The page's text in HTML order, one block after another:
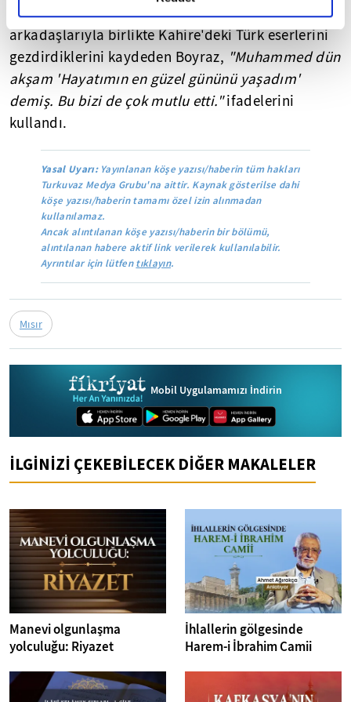
Bir araç kiralayarak Muhammed'e hocası ve sınıf
arkadaşlarıyla birlikte Kahire'deki Türk eserlerini
gezdirdiklerini kaydeden Boyraz, "Muhammed dün
akşam 'Hayatımın en güzel gününü yaşadım'
demiş. Bu bizi de çok mutlu etti."ifadelerini
kullandı.
Yasal Uyarı:Yayınlanan köşe yazısı/haberin tüm hakları
Turkuvaz Medya Grubu'na aittir. Kaynak gösterilse dahi
köşe yazısı/haberin tamamı özel izin alınmadan
kullanılamaz.
Ancak alıntılanan köşe yazısı/haberin bir bölümü,
alıntılanan habere aktif link verilerek kullanılabilir.
Ayrıntılar için lütfentıklayın.
Mısır
Mobil Uygulamamızı İndirin
İLGİNİZİ ÇEKEBİLECEK DİĞER MAKALELER
Manevi olgunlaşma
yolculuğu: Riyazet
İhlallerin gölgesinde
Harem-i İbrahim Camii